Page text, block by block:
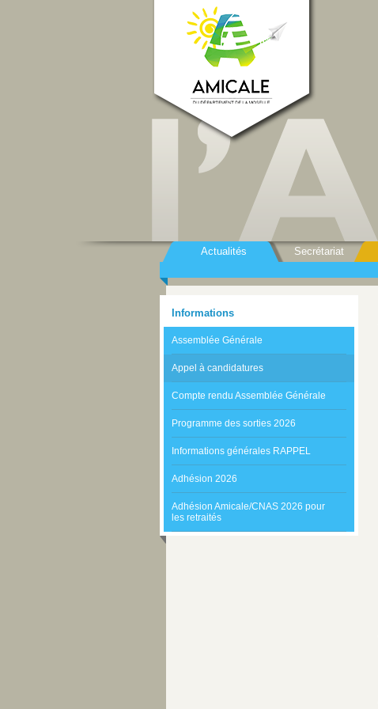
Actualités Secrétariat
Informations
Assemblée Générale
Appel à candidatures
Compte rendu Assemblée Générale
Programme des sorties 2026
Informations générales RAPPEL
Adhésion 2026
Adhésion Amicale/CNAS 2026 pour
les retraités